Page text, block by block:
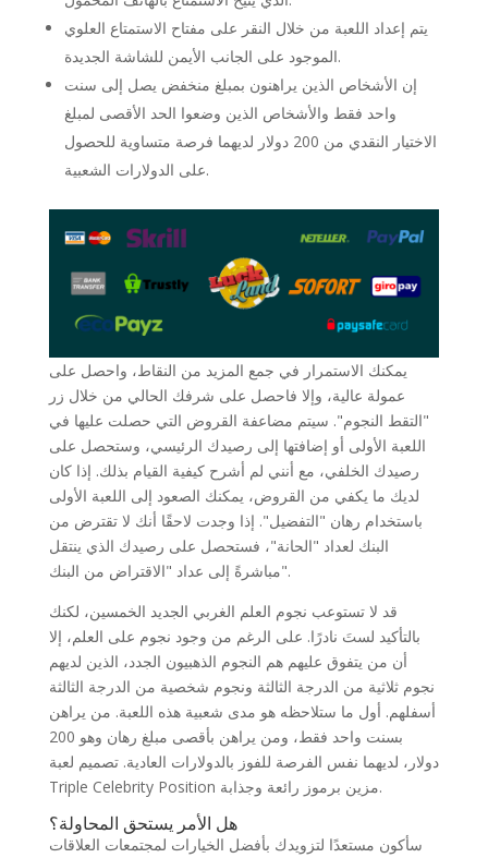
يتم إعداد اللعبة من خلال النقر على مفتاح الاستمتاع العلوي
الموجود على الجانب الأيمن للشاشة الجديدة.
إن الأشخاص الذين يراهنون بمبلغ منخفض يصل إلى سنت
واحد فقط والأشخاص الذين وضعوا الحد الأقصى لمبلغ
الاختيار النقدي من 200 دولار لديهما فرصة متساوية للحصول
على الدولارات الشعبية.
يمكنك الاستمرار في جمع المزيد من النقاط، واحصل على
عمولة عالية، وإلا فاحصل على شرفك الحالي من خلال زر
"التقط النجوم". سيتم مضاعفة القروض التي حصلت عليها في
اللعبة الأولى أو إضافتها إلى رصيدك الرئيسي، وستحصل على
رصيدك الخلفي، مع أنني لم أشرح كيفية القيام بذلك. إذا كان
لديك ما يكفي من القروض، يمكنك الصعود إلى اللعبة الأولى
باستخدام رهان "التفضيل". إذا وجدت لاحقًا أنك لا تقترض من
البنك لعداد "الحانة"، فستحصل على رصيدك الذي ينتقل
مباشرةً إلى عداد "الاقتراض من البنك".
قد لا تستوعب نجوم العلم الغربي الجديد الخمسين، لكنك
بالتأكيد لستَ نادرًا. على الرغم من وجود نجوم على العلم، إلا
أن من يتفوق عليهم هم النجوم الذهبيون الجدد، الذين لديهم
نجوم ثلاثية من الدرجة الثالثة ونجوم شخصية من الدرجة الثالثة
أسفلهم. أول ما ستلاحظه هو مدى شعبية هذه اللعبة. من يراهن
بسنت واحد فقط، ومن يراهن بأقصى مبلغ رهان وهو 200
دولار، لديهما نفس الفرصة للفوز بالدولارات العادية. تصميم لعبة
Triple Celebrity Position مزين برموز رائعة وجذابة.
هل الأمر يستحق المحاولة؟
سأكون مستعدًا لتزويدك بأفضل الخيارات لمجتمعات العلاقات